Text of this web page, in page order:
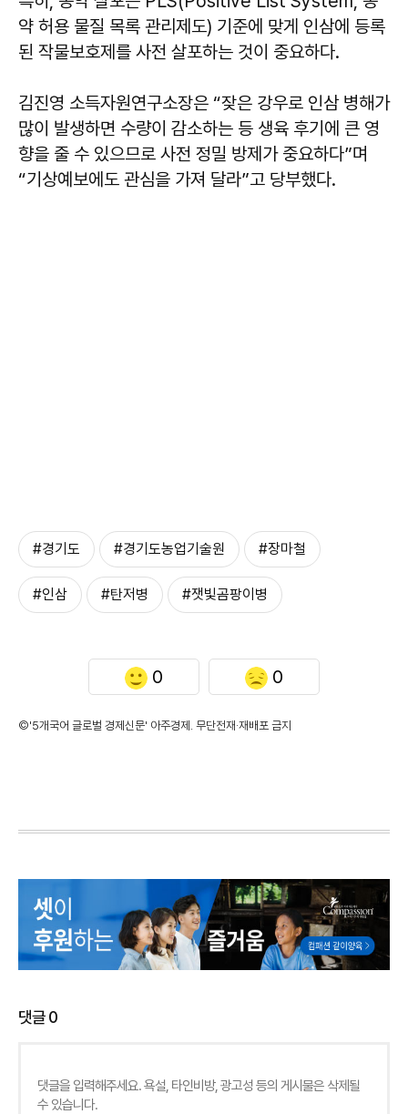
약 허용 물질 목록 관리제도) 기준에 맞게 인삼에 등록
된 작물보호제를 사전 살포하는 것이 중요하다.
김진영 소득자원연구소장은 “잦은 강우로 인삼 병해가
많이 발생하면 수량이 감소하는 등 생육 후기에 큰 영
향을 줄 수 있으므로 사전 정밀 방제가 중요하다”며
“기상예보에도 관심을 가져 달라”고 당부했다.
#경기도 #경기도농업기술원 #장마철
#인삼 #탄저병 #잿빛곰팡이병
0 0
©'5개국어 글로벌 경제신문' 아주경제. 무단전재·재배포 금지
댓글0